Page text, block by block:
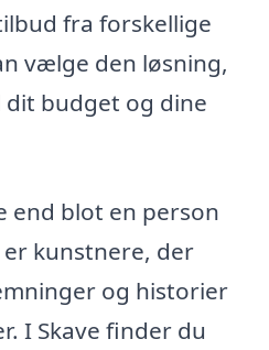
fra forskellige
vælge den løsning,
budget og dine
end blot en person
kunstnere, der
og historier
I Skave finder du